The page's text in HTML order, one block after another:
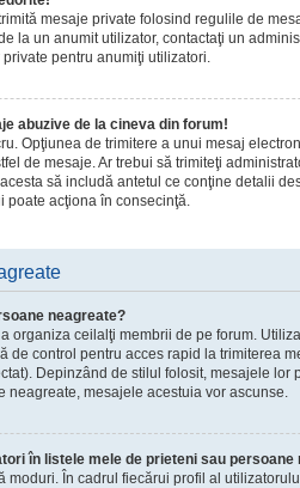
mesaje private folosind regulile de
la un anumit utilizator, contactaţi un
pentru anumiţi utilizatori.
abuzive de la cineva din forum!
Opţiunea de trimitere a unui mesaj
de mesaje. Ar trebui să trimiteţi
să includă antetul ce conţine detalii
poate acţiona în consecinţă.
neagreate?
organiza ceilalţi membrii de pe forum.
de control pentru acces rapid la trimiterea
Depinzând de stilul folosit, mesajele lor
neagreate, mesajele acestuia vor ascunse.
în listele mele de prieteni sau persoane
moduri. În cadrul fiecărui profil al